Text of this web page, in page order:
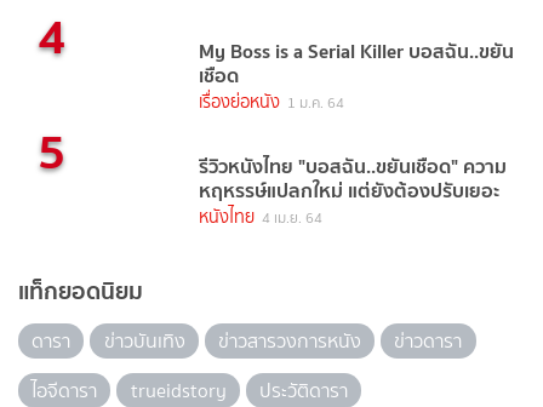
4 My Boss is a Serial Killer บอสฉัน..ขยัน
เชือด
เรื่องย่อหนัง 1 ม.ค. 64
5 รีวิวหนังไทย "บอสฉัน..ขยันเชือด" ความ
หฤหรรษ์แปลกใหม่ แต่ยังต้องปรับเยอะ
หนังไทย 4 เม.ย. 64
แท็กยอดนิยม
ดารา ข่าวบันเทิง ข่าวสารวงการหนัง
ข่าวดารา
ไอจีดารา
trueidstory
ประวัติดารา